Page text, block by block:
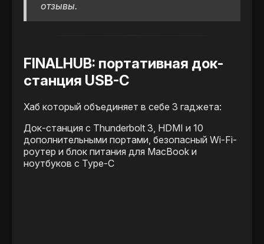
отзывы.
FINALHUB: портативная док-
станция USB-C
Хаб который объединяет в себе 3 гаджета:
Док-станция с Thunderbolt 3, HDMI и 10
дополнительными портами, безопасный Wi-Fi-
роутер и блок питания для MacBook и
ноутбуков с Type-C